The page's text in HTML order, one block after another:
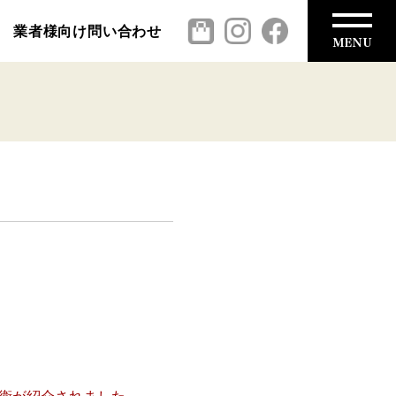
業者様向け問い合わせ